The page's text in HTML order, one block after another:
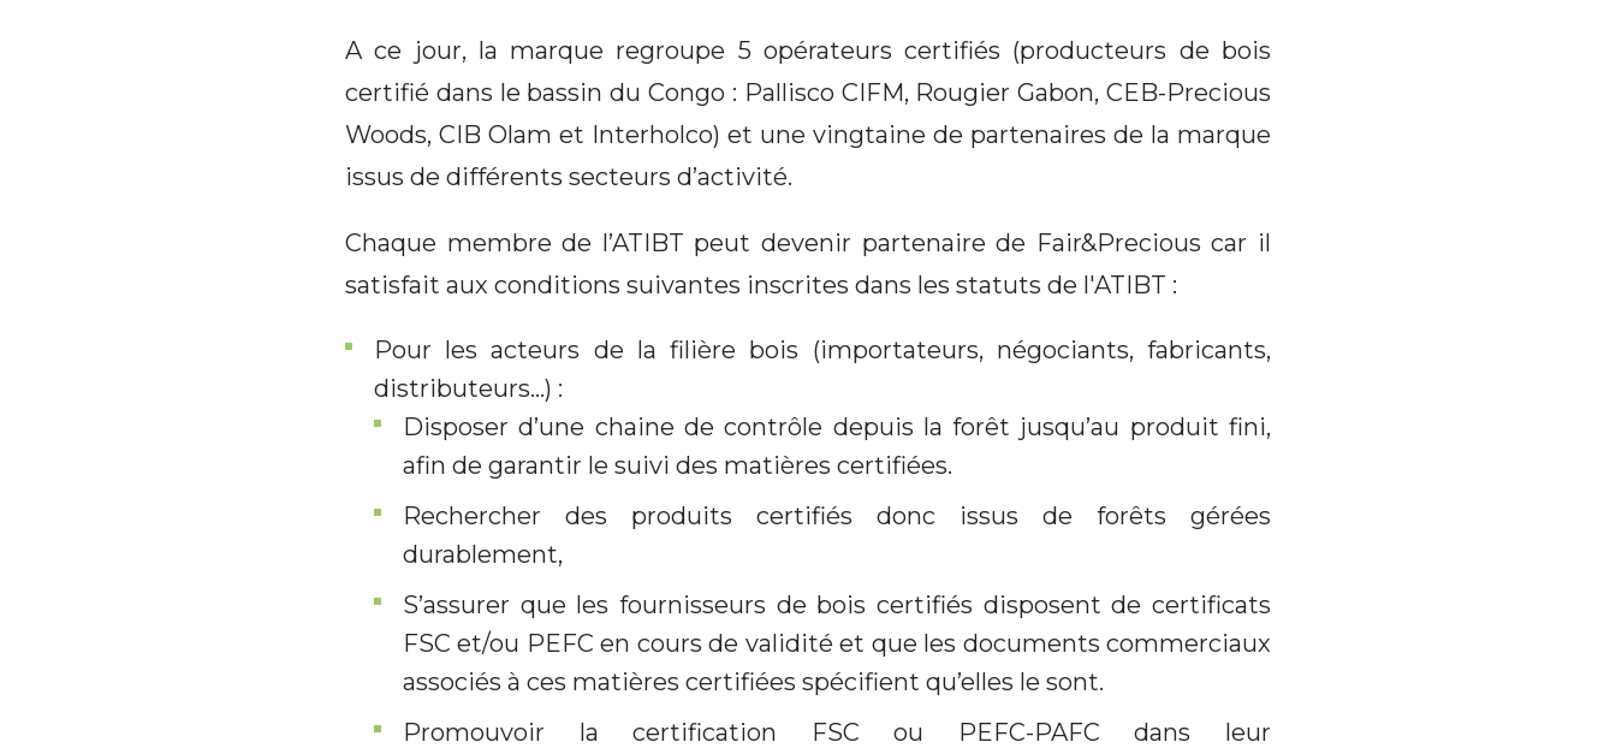
A ce jour, la marque regroupe 5 opérateurs certifiés (producteurs de bois
certifié dans le bassin du Congo : Pallisco CIFM, Rougier Gabon, CEB-Precious
Woods, CIB Olam et Interholco) et une vingtaine de partenaires de la marque
issus de différents secteurs d’activité.
Chaque membre de l’ATIBT peut devenir partenaire de Fair&Precious car il
satisfait aux conditions suivantes inscrites dans les statuts de l'ATIBT :
Pour les acteurs de la filière bois (importateurs, négociants, fabricants,
distributeurs…) :
Disposer d’une chaine de contrôle depuis la forêt jusqu’au produit fini,
afin de garantir le suivi des matières certifiées.
Rechercher des produits certifiés donc issus de forêts gérées
durablement,
S’assurer que les fournisseurs de bois certifiés disposent de certificats
FSC et/ou PEFC en cours de validité et que les documents commerciaux
associés à ces matières certifiées spécifient qu’elles le sont.
Promouvoir la certification FSC ou PEFC-PAFC dans leur